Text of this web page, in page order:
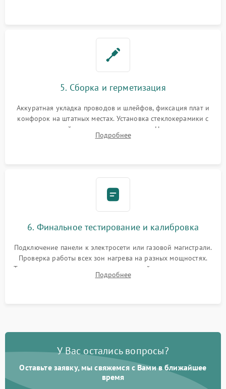
5. Сборка и герметизация
Аккуратная укладка проводов и шлейфов, фиксация плат и
конфорок на штатных местах. Установка стеклокерамики с
проверкой равномерности зазоров. Нанесение
термостойкого герметика или укладка уплотнительной
Подробнее
6. Финальное тестирование и калибровка
Подключение панели к электросети или газовой магистрали.
Проверка работы всех зон нагрева на разных мощностях.
Тестирование сенсорного управления, таймера, индикаторов
остаточного тепла и систем защиты от перегрева.
Подробнее
У Вас остались вопросы?
Оставьте заявку, мы свяжемся с Вами в ближайшее
время